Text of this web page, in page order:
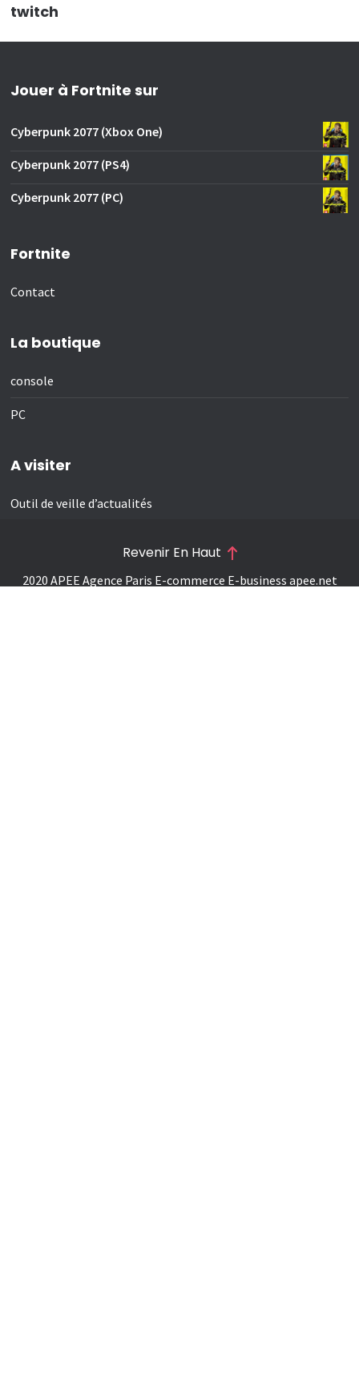
twitch
Jouer à Fortnite sur
Cyberpunk 2077 (Xbox One)
Cyberpunk 2077 (PS4)
Cyberpunk 2077 (PC)
Fortnite
Contact
La boutique
console
PC
A visiter
Outil de veille d’actualités
2020 APEE Agence Paris E-commerce E-business apee.net
Revenir En Haut